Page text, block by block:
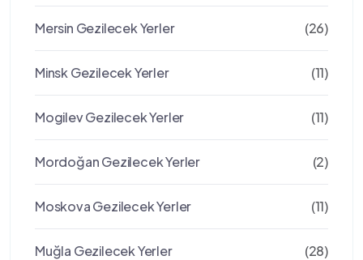
Mersin Gezilecek Yerler (26)
Minsk Gezilecek Yerler (11)
Mogilev Gezilecek Yerler (11)
Mordoğan Gezilecek Yerler (2)
Moskova Gezilecek Yerler (11)
Muğla Gezilecek Yerler (28)